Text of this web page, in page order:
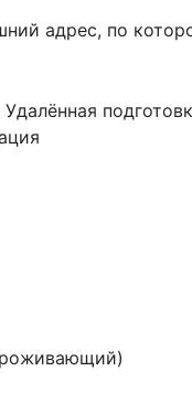
адрес, по